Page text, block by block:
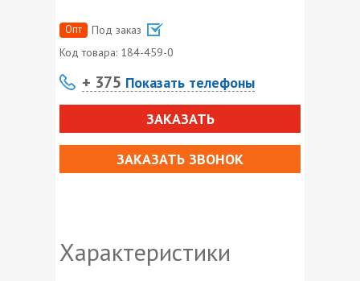
Опт
Под заказ
Код товара: 184-459-0
+ 375 Показать телефоны
ЗАКАЗАТЬ
ЗАКАЗАТЬ ЗВОНОК
Характеристики